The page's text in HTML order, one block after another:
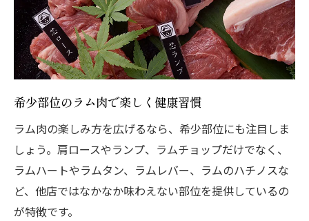
希少部位のラム肉で楽しく健康習慣
ラム肉の楽しみ方を広げるなら、希少部位にも注目しま
しょう。肩ロースやランプ、ラムチョップだけでなく、
ラムハートやラムタン、ラムレバー、ラムのハチノスな
ど、他店ではなかなか味わえない部位を提供しているの
が特徴です。